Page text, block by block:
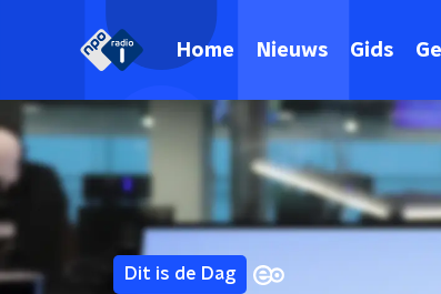
Home Nieuws Gids
Dit is de Dag